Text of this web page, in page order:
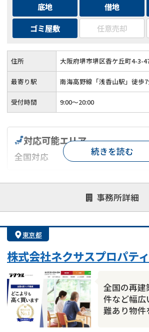
底地
借地
ゴミ屋敷
任意売却
住所 大阪府堺市堺区香ケ丘町4-3-
最寄り駅 南海高野線「浅香山駅」徒歩
受付時間 9:00～20:00
事務所詳細
対応可能エリア
全国対応
対応が親身 オンライン面談可能
1億円以上の買取可
続きを読む
東京都
株式会社ネクサスプロパテ
全国の再建
件など幅広
難あり物